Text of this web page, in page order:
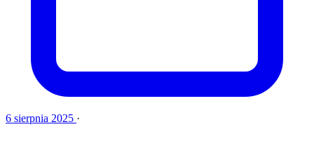
6 sierpnia 2025 ·